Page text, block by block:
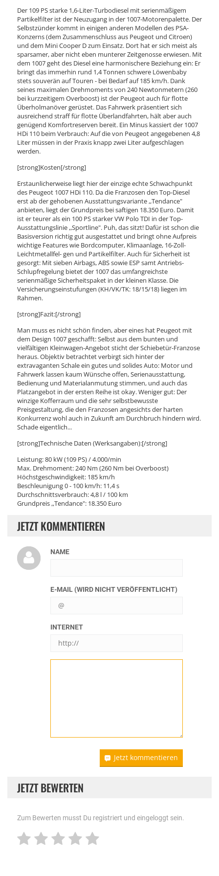
Der 109 PS starke 1,6-Liter-Turbodiesel mit serienmäßigem
Partikelfilter ist der Neuzugang in der 1007-Motorenpalette. Der
Selbstzünder kommt in einigen anderen Modellen des PSA-
Konzerns (dem Zusammenschluss aus Peugeot und Citroen)
und dem Mini Cooper D zum Einsatz. Dort hat er sich meist als
sparsamer, aber nicht eben munterer Zeitgenosse erwiesen. Mit
dem 1007 geht des Diesel eine harmonischere Beziehung ein: Er
bringt das immerhin rund 1,4 Tonnen schwere Löwenbaby
stets souverän auf Touren - bei Bedarf auf 185 km/h. Dank
seines maximalen Drehmoments von 240 Newtonmetern (260
bei kurzzeitigem Overboost) ist der Peugeot auch für flotte
Überholmanöver gerüstet. Das Fahrwerk präsentiert sich
ausreichend straff für flotte Überlandfahrten, hält aber auch
genügend Komfortreserven bereit. Ein Minus kassiert der 1007
HDi 110 beim Verbrauch: Auf die von Peugeot angegebenen 4,8
Liter müssen in der Praxis knapp zwei Liter aufgeschlagen
werden.
[strong]Kosten[/strong]
Erstaunlicherweise liegt hier der einzige echte Schwachpunkt
des Peugeot 1007 HDi 110. Da die Franzosen den Top-Diesel
erst ab der gehobenen Ausstattungsvariante ,,Tendance"
anbieten, liegt der Grundpreis bei saftigen 18.350 Euro. Damit
ist er teurer als ein 100 PS starker VW Polo TDI in der Top-
Ausstattungslinie ,,Sportline". Puh, das sitzt! Dafür ist schon die
Basisversion richtig gut ausgestattet und bringt ohne Aufpreis
wichtige Features wie Bordcomputer, Klimaanlage, 16-Zoll-
Leichtmetallfel- gen und Partikelfilter. Auch für Sicherheit ist
gesorgt: Mit sieben Airbags, ABS sowie ESP samt Antriebs-
Schlupfregelung bietet der 1007 das umfangreichste
serienmäßige Sicherheitspaket in der kleinen Klasse. Die
Versicherungseinstufungen (KH/VK/TK: 18/15/18) liegen im
Rahmen.
[strong]Fazit:[/strong]
Man muss es nicht schön finden, aber eines hat Peugeot mit
dem Design 1007 geschafft: Selbst aus dem bunten und
vielfältigen Kleinwagen-Angebot sticht der Schiebetür-Franzose
heraus. Objektiv betrachtet verbirgt sich hinter der
extravaganten Schale ein gutes und solides Auto: Motor und
Fahrwerk lassen kaum Wünsche offen, Serienausstattung,
Bedienung und Materialanmutung stimmen, und auch das
Platzangebot in der ersten Reihe ist okay. Weniger gut: Der
winzige Kofferraum und die sehr selbstbewusste
Preisgestaltung, die den Franzosen angesichts der harten
Konkurrenz wohl auch in Zukunft am Durchbruch hindern wird.
Schade eigentlich...
[strong]Technische Daten (Werksangaben):[/strong]
Leistung: 80 kW (109 PS) / 4.000/min
Max. Drehmoment: 240 Nm (260 Nm bei Overboost)
Höchstgeschwindigkeit: 185 km/h
Beschleunigung 0 - 100 km/h: 11,4 s
Durchschnittsverbrauch: 4,8 l / 100 km
Grundpreis ,,Tendance": 18.350 Euro
JETZT KOMMENTIEREN
NAME
E-MAIL (WIRD NICHT VERÖFFENTLICHT)
INTERNET
Jetzt kommentieren
JETZT BEWERTEN
Zum Bewerten musst Du registriert und eingeloggt sein.